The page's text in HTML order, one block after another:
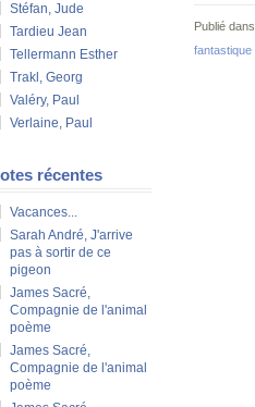
Stéfan, Jude
Tardieu Jean
Tellermann Esther
Trakl, Georg
Valéry, Paul
Verlaine, Paul
récentes
Vacances...
Sarah André, J'arrive
pas à sortir de ce
pigeon
James Sacré,
Compagnie de l'animal
poème
James Sacré,
Compagnie de l'animal
poème
Publié dans
fantastique